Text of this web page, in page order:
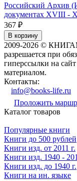
Российский Архив
документах XVIII -
367 ₽
В корзину
2009-2026 ©
разрешается при
гиперссылки на
материалом.
Контакты:
info@books-life.ru
Проложить
Каталог товаров
Популярные книги
Книги до 500 рублей
Книги изд. от 2011 г.
Книги изд. 1940 -
Книги изд. до 1940 г.
Книги на ин. языке